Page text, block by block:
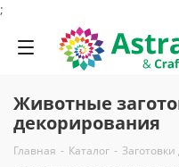
;
Животные
декорирования
Главная - Каталог -